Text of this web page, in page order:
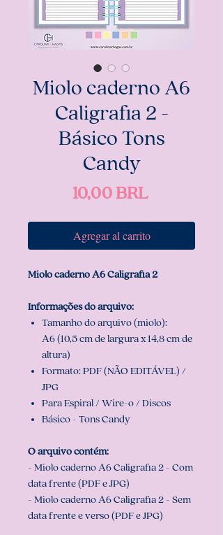
Miolo caderno A6
Caligrafia 2 -
Básico Tons
Candy
10,00 BRLPrecio
Agregar al carrito
Miolo caderno A6 Caligrafia 2
Informações do arquivo:
Tamanho do arquivo (miolo):
A6 (10,5 cm de largura x 14,8 cm de
altura)
Formato: PDF (NÃO EDITÁVEL) /
JPG
Para Espiral / Wire-o / Discos
Básico - Tons Candy
O arquivo contém:
- Miolo caderno A6 Caligrafia 2 - Com
data frente (PDF e JPG)
- Miolo caderno A6 Caligrafia 2 - Sem
data frente e verso (PDF e JPG)